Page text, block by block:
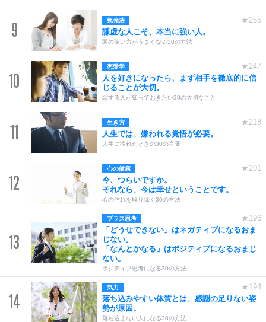
9 勉強法
★255
謙虚な人こそ、本当に強い人。
頭の使い方がうまくなる30の方法
10
恋愛学
★247
人を好きになったら、まず相手を徹底的に信
じることが大切。
恋する人が知っておきたい30の大切なこと
11 生き方
★218
人生では、嫌われる覚悟が必要。
人生に疲れたときの30の言葉
12
心の健康
★201
今、つらいですか。
それなら、今は幸せということです。
心の汚れを取り除く30の方法
13
プラス思考
★196
「どうせできない」はネガティブになるおま
じない。
「なんとかなる」はポジティブになるおまじ
ない。
ポジティブ思考になる30の方法
14
気力
★194
落ち込みやすい体質とは、感謝の足りない姿
勢が原因。
落ち込まない人になる30の方法